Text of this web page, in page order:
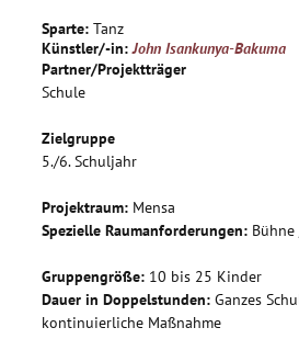
Sparte: Tanz
Künstler/-in: John Isankunya-Bakuma
Partner/Projektträger
Schule
Zielgruppe
5./6. Schuljahr
Projektraum: Mensa
Spezielle Raumanforderungen:
Gruppengröße: 10 bis 25 Kinder
Dauer in Doppelstunden: Ganzes
kontinuierliche Maßnahme